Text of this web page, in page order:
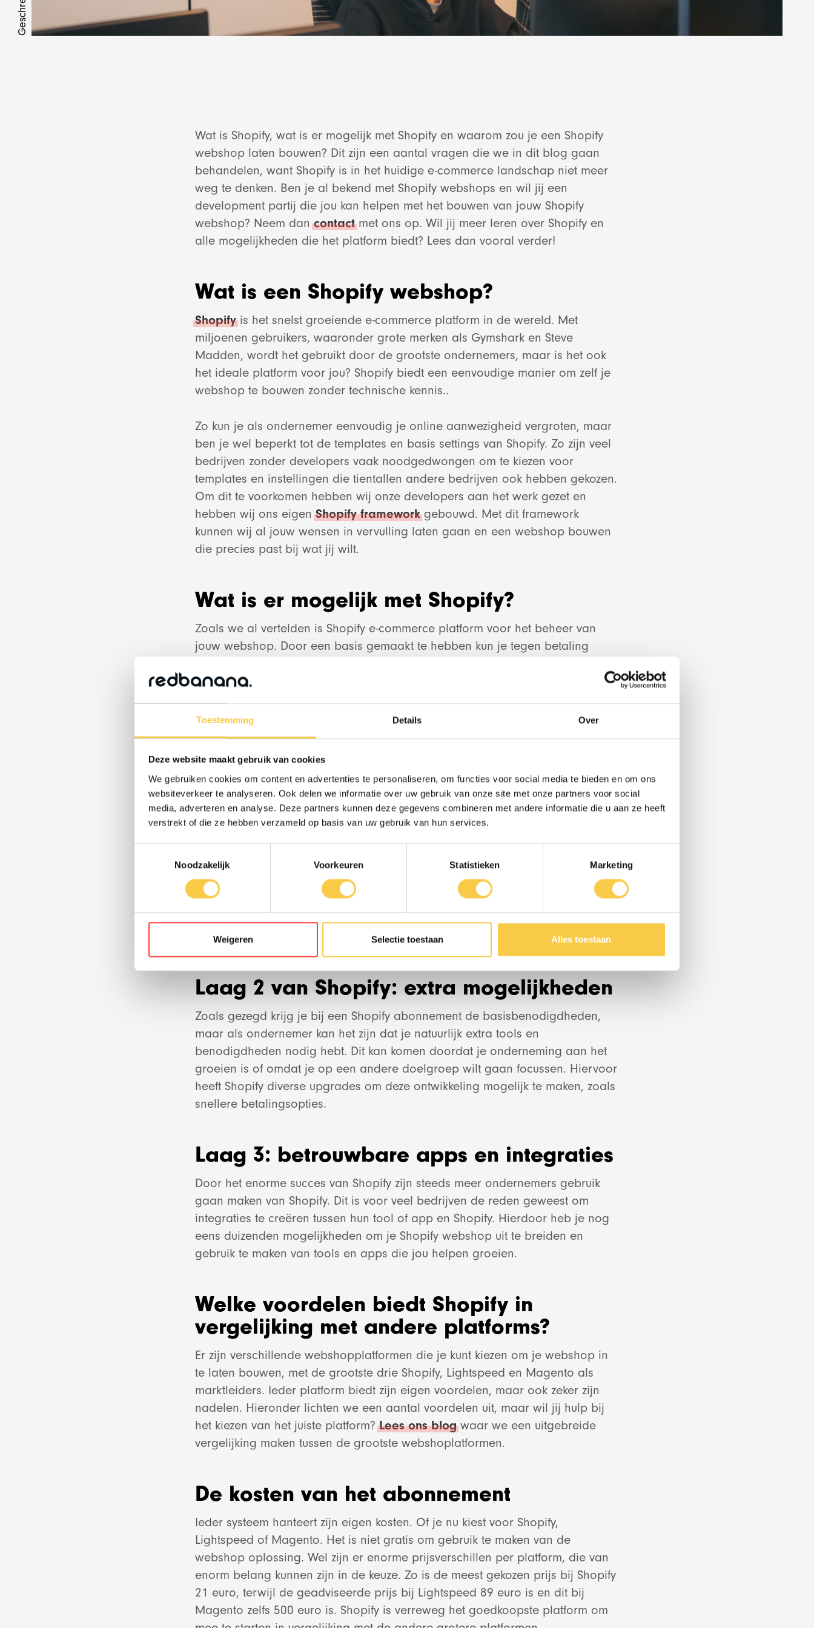
Toestemming Details Over
Deze website maakt gebruik van cookies
We gebruiken cookies om content en advertenties te personaliseren, om functies voor social media te bieden en om ons
websiteverkeer te analyseren. Ook delen we informatie over uw gebruik van onze site met onze partners voor social
media, adverteren en analyse. Deze partners kunnen deze gegevens combineren met andere informatie die u aan ze heeft
verstrekt of die ze hebben verzameld op basis van uw gebruik van hun services.
Noodzakelijk
Voorkeuren Statistieken Marketing
Weigeren Selectie toestaan Alles toestaan
Design & Development
Website
Bekijk project
Webshop
Bekijk project
Bekijk project
Shopify
Bekijk project
Red Banana Studio
SEO en bloggen
Social media strategie
Bekijk project
E-mail marketing
Bekijk project
Alle online marketing diensten
Bekijk project
RedBanana.ai
Work
News
Contact
Wat is Shopify, wat is er mogelijk met Shopify en waarom zou je een Shopify
webshop laten bouwen? Dit zijn een aantal vragen die we in dit blog gaan
behandelen, want Shopify is in het huidige e-commerce landschap niet meer
weg te denken. Ben je al bekend met Shopify webshops en wil jij een
development partij die jou kan helpen met het bouwen van jouw Shopify
webshop? Neem dancontactmet ons op. Wil jij meer leren over Shopify en
alle mogelijkheden die het platform biedt? Lees dan vooral verder!
Wat is een Shopify webshop?
Shopifyis het snelst groeiende e-commerce platform in de wereld. Met
miljoenen gebruikers, waaronder grote merken als Gymshark en Steve
Madden, wordt het gebruikt door de grootste ondernemers, maar is het ook
het ideale platform voor jou? Shopify biedt een eenvoudige manier om zelf je
webshop te bouwen zonder technische kennis..
Zo kun je als ondernemer eenvoudig je online aanwezigheid vergroten, maar
ben je wel beperkt tot de templates en basis settings van Shopify. Zo zijn veel
bedrijven zonder developers vaak noodgedwongen om te kiezen voor
templates en instellingen die tientallen andere bedrijven ook hebben gekozen.
Om dit te voorkomen hebben wij onze developers aan het werk gezet en
hebben wij ons eigenShopify frameworkgebouwd. Met dit framework
kunnen wij al jouw wensen in vervulling laten gaan en een webshop bouwen
die precies past bij wat jij wilt.
Wat is er mogelijk met Shopify?
Zoals we al vertelden is Shopify e-commerce platform voor het beheer van
jouw webshop. Door een basis gemaakt te hebben kun je tegen betaling
te hebben van code. Bij Shopify hebben zij al het moeilijke van een webshop
instellingen, eenvoudig je webshop opbouwen en zo starten met het verkopen
van producten.
Shopify spreekt binnen hun systeem van drie lagen die Shopify, Shopify maken.
Hieronder zullen we ze kort behandelen.
Laag 1 van Shopify: het kernproduct
In de kern is Shopify een e-commerce systeem dat jouw de mogelijkheid biedt
om een webshop of website te bouwen met alles wat je nodig hebt. Denk aan
een standaard template om je webshop te bouwen, geïntegreerde
betalingsverwerking, een check-out en meer. De eerste laag is natuurlijk de
basis en biedt je alles om een simpele webshop te bouwen, maar niks meer.
Laag 2 van Shopify: extra mogelijkheden
Zoals gezegd krijg je bij een Shopify abonnement de basisbenodigdheden,
maar als ondernemer kan het zijn dat je natuurlijk extra tools en
benodigdheden nodig hebt. Dit kan komen doordat je onderneming aan het
groeien is of omdat je op een andere doelgroep wilt gaan focussen. Hiervoor
heeft Shopify diverse upgrades om deze ontwikkeling mogelijk te maken, zoals
snellere betalingsopties.
Laag 3: betrouwbare apps en integraties
Door het enorme succes van Shopify zijn steeds meer ondernemers gebruik
gaan maken van Shopify. Dit is voor veel bedrijven de reden geweest om
integraties te creëren tussen hun tool of app en Shopify. Hierdoor heb je nog
eens duizenden mogelijkheden om je Shopify webshop uit te breiden en
gebruik te maken van tools en apps die jou helpen groeien.
Welke voordelen biedt Shopify in
vergelijking met andere platforms?
Er zijn verschillende webshopplatformen die je kunt kiezen om je webshop in
te laten bouwen, met de grootste drie Shopify, Lightspeed en Magento als
marktleiders. Ieder platform biedt zijn eigen voordelen, maar ook zeker zijn
nadelen. Hieronder lichten we een aantal voordelen uit, maar wil jij hulp bij
het kiezen van het juiste platform?Lees ons blogwaar we een uitgebreide
vergelijking maken tussen de grootste webshoplatformen.
De kosten van het abonnement
Ieder systeem hanteert zijn eigen kosten. Of je nu kiest voor Shopify,
Lightspeed of Magento. Het is niet gratis om gebruik te maken van de
webshop oplossing. Wel zijn er enorme prijsverschillen per platform, die van
enorm belang kunnen zijn in de keuze. Zo is de meest gekozen prijs bij Shopify
21 euro, terwijl de geadviseerde prijs bij Lightspeed 89 euro is en dit bij
Magento zelfs 500 euro is. Shopify is verreweg het goedkoopste platform om